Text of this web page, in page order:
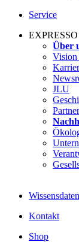
Service
EXPRESSO
Über
JLU
Partner
Kontakt
Shop